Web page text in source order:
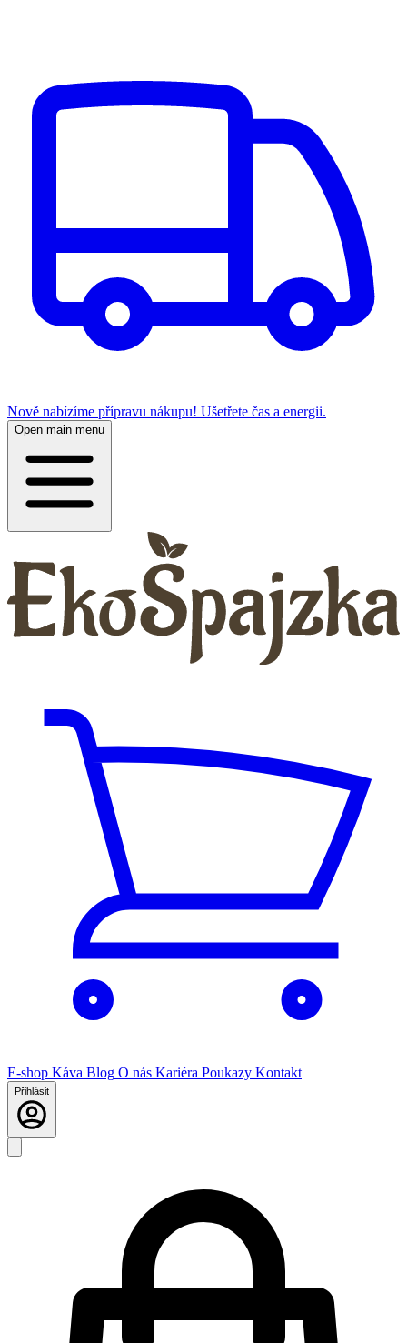
Nově nabízíme přípravu nákupu! Ušetřete čas a energii.
Open main menu
E-shop Káva Blog O nás Kariéra Poukazy Kontakt
Přihlásit